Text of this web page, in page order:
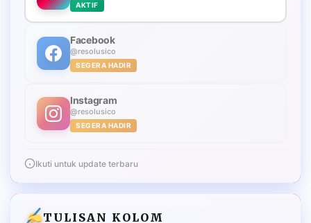
AKTIF
Facebook
@resolusico
SEGERA HADIR
Instagram
@resolusico
SEGERA HADIR
Ikuti untuk update terbaru
TULISAN KOLOM